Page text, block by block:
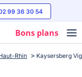
99 36 30 54
Bons plans
Rhin Kaysersberg